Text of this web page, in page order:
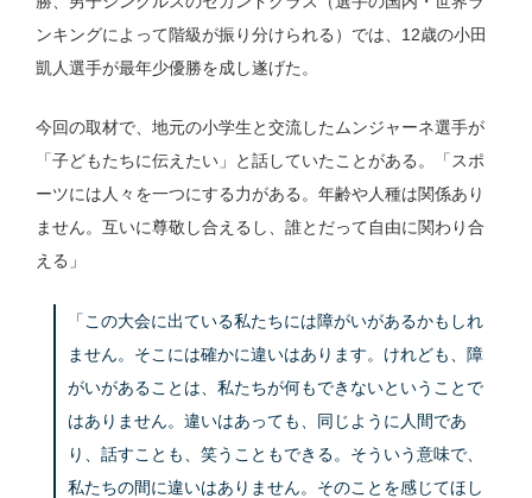
ンキングによって階級が振り分けられる）では、12歳の小田
凱人選手が最年少優勝を成し遂げた。
今回の取材で、地元の小学生と交流したムンジャーネ選手が
「子どもたちに伝えたい」と話していたことがある。「スポ
ーツには人々を一つにする力がある。年齢や人種は関係あり
ません。互いに尊敬し合えるし、誰とだって自由に関わり合
える」
「この大会に出ている私たちには障がいがあるかもしれ
ません。そこには確かに違いはあります。けれども、障
がいがあることは、私たちが何もできないということで
はありません。違いはあっても、同じように人間であ
り、話すことも、笑うこともできる。そういう意味で、
私たちの間に違いはありません。そのことを感じてほし